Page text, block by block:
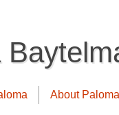
About Paloma